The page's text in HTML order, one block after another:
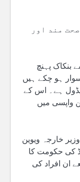
مند اور
بنکاک پہنچ
ہو چکے ہیں
ہے۔ اس کے
واپسی میں
خارجہ ویوین
کی حکومت کا
ان افراد کی